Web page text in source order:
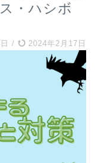
・ハシボ
/ 2024年2月17日